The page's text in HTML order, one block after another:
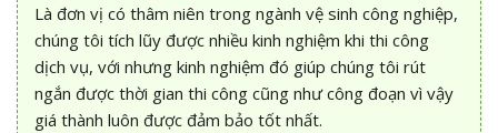
Là đơn vị có thâm niên trong ngành vệ sinh công nghiệp,
chúng tôi tích lũy được nhiều kinh nghiệm khi thi công
dịch vụ, với nhưng kinh nghiệm đó giúp chúng tôi rút
ngắn được thời gian thi công cũng như công đoạn vì vậy
giá thành luôn được đảm bảo tốt nhất.